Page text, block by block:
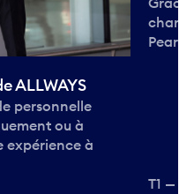
ALLWAYS
personnelle
ou à
expérience à
T1 —